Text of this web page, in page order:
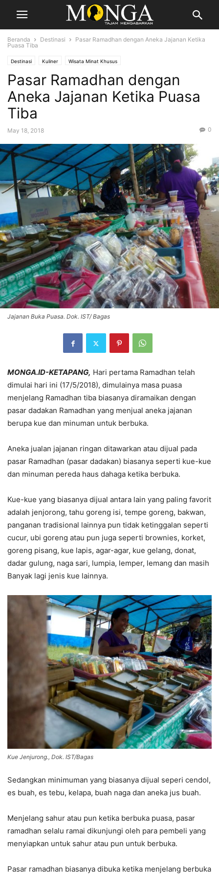
Beranda Destinasi
Pasar Ramadhan dengan Aneka Jajanan Ketika
Puasa Tiba
Destinasi Kuliner Wisata Minat Khusus
Pasar Ramadhan dengan
Aneka Jajanan Ketika Puasa
Tiba
May 18, 2018 0
Jajanan Buka Puasa. Dok. IST/ Bagas
MONGA.ID-KETAPANG, Hari pertama Ramadhan telah
dimulai hari ini (17/5/2018), dimulainya masa puasa
menjelang Ramadhan tiba biasanya diramaikan dengan
pasar dadakan Ramadhan yang menjual aneka jajanan
berupa kue dan minuman untuk berbuka.
Aneka jualan jajanan ringan ditawarkan atau dijual pada
pasar Ramadhan (pasar dadakan) biasanya seperti kue-kue
dan minuman pereda haus dahaga ketika berbuka.
Kue-kue yang biasanya dijual antara lain yang paling favorit
adalah jenjorong, tahu goreng isi, tempe goreng, bakwan,
panganan tradisional lainnya pun tidak ketinggalan seperti
cucur, ubi goreng atau pun juga seperti brownies, korket,
goreng pisang, kue lapis, agar-agar, kue gelang, donat,
dadar gulung, naga sari, lumpia, lemper, lemang dan masih
Banyak lagi jenis kue lainnya.
Kue Jenjurong., Dok. IST/Bagas
Sedangkan minimuman yang biasanya dijual seperi cendol,
es buah, es tebu, kelapa, buah naga dan aneka jus buah.
Menjelang sahur atau pun ketika berbuka puasa, pasar
ramadhan selalu ramai dikunjungi oleh para pembeli yang
menyiapkan untuk sahur atau pun untuk berbuka.
Pasar ramadhan biasanya dibuka ketika menjelang berbuka